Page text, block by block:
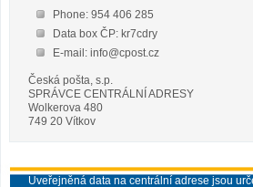
Phone: 954 406 285
Data box ČP: kr7cdry
E-mail: info@cpost.cz
Česká pošta, s.p.
SPRÁVCE CENTRÁLNÍ ADRESY
Wolkerova 480
749 20 Vítkov
Uveřejněná data na centrální adrese jsou